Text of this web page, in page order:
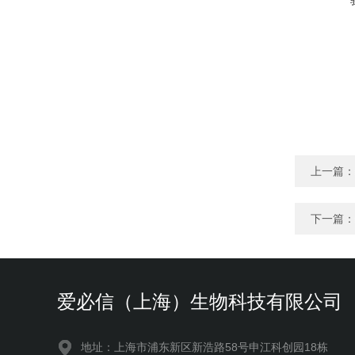
上一篇：
下一篇：
爱必信（上海）生物科技有限公司
地址：上海市浦东新区新浩路58号申江科创园18栋